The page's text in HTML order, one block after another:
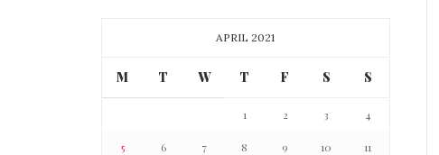
APRIL 2021
M T W T F S S
1 2 3 4
5 6 7 8 9 10 11